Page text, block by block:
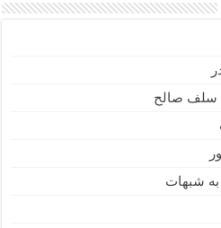
سلف صالح
شبهات